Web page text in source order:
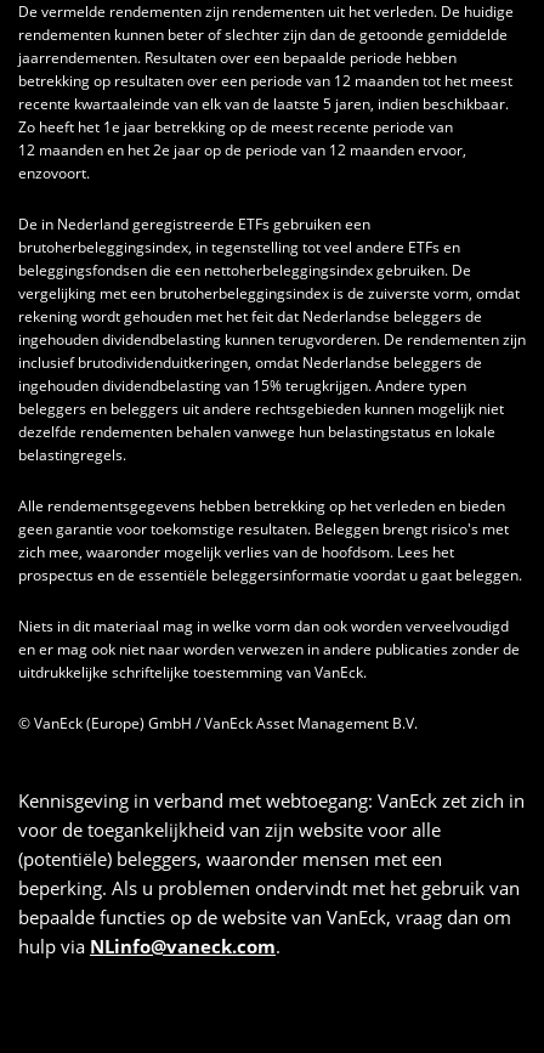
De vermelde rendementen zijn rendementen uit het verleden. De huidige
rendementen kunnen beter of slechter zijn dan de getoonde gemiddelde
jaarrendementen. Resultaten over een bepaalde periode hebben
betrekking op resultaten over een periode van 12 maanden tot het meest
recente kwartaaleinde van elk van de laatste 5 jaren, indien beschikbaar.
Zo heeft het 1e jaar betrekking op de meest recente periode van
12 maanden en het 2e jaar op de periode van 12 maanden ervoor,
enzovoort.
De in Nederland geregistreerde ETFs gebruiken een
brutoherbeleggingsindex, in tegenstelling tot veel andere ETFs en
beleggingsfondsen die een nettoherbeleggingsindex gebruiken. De
vergelijking met een brutoherbeleggingsindex is de zuiverste vorm, omdat
rekening wordt gehouden met het feit dat Nederlandse beleggers de
ingehouden dividendbelasting kunnen terugvorderen. De rendementen zijn
inclusief brutodividenduitkeringen, omdat Nederlandse beleggers de
ingehouden dividendbelasting van 15% terugkrijgen. Andere typen
beleggers en beleggers uit andere rechtsgebieden kunnen mogelijk niet
dezelfde rendementen behalen vanwege hun belastingstatus en lokale
belastingregels.
Alle rendementsgegevens hebben betrekking op het verleden en bieden
geen garantie voor toekomstige resultaten. Beleggen brengt risico's met
zich mee, waaronder mogelijk verlies van de hoofdsom. Lees het
prospectus en de essentiële beleggersinformatie voordat u gaat beleggen.
Niets in dit materiaal mag in welke vorm dan ook worden verveelvoudigd
en er mag ook niet naar worden verwezen in andere publicaties zonder de
uitdrukkelijke schriftelijke toestemming van VanEck.
© VanEck (Europe) GmbH / VanEck Asset Management B.V.
Kennisgeving in verband met webtoegang: VanEck zet zich in
voor de toegankelijkheid van zijn website voor alle
(potentiële) beleggers, waaronder mensen met een
beperking. Als u problemen ondervindt met het gebruik van
bepaalde functies op de website van VanEck, vraag dan om
hulp via NLinfo@vaneck.com.